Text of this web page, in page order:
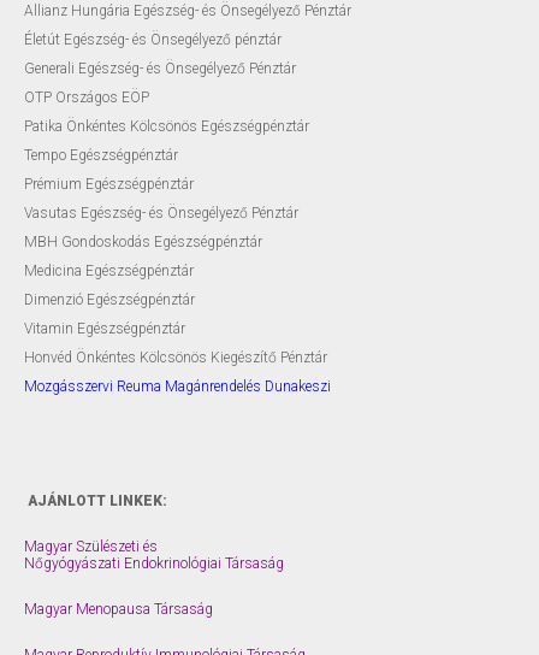
Rólam
Allianz Hungária Egészség- és Önsegélyező Pénztár
Életút Egészség- és Önsegélyező pénztár
Generali Egészség- és Önsegélyező Pénztár
OTP Országos EÖP
Patika Önkéntes Kölcsönös Egészségpénztár
Tempo Egészségpénztár
Prémium Egészségpénztár
Vasutas Egészség- és Önsegélyező Pénztár
MBH Gondoskodás Egészségpénztár
Medicina Egészségpénztár
Dimenzió Egészségpénztár
Vitamin Egészségpénztár
Honvéd Önkéntes Kölcsönös Kiegészítő Pénztár
Mozgásszervi Reuma Magánrendelés Dunakeszi
AJÁNLOTT LINKEK:
Magyar Szülészeti és
Nőgyógyászati Endokrinológiai Társaság
Magyar Menopausa Társaság